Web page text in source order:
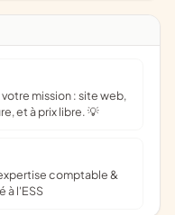
et à prix libre. 💡
à l'ESS